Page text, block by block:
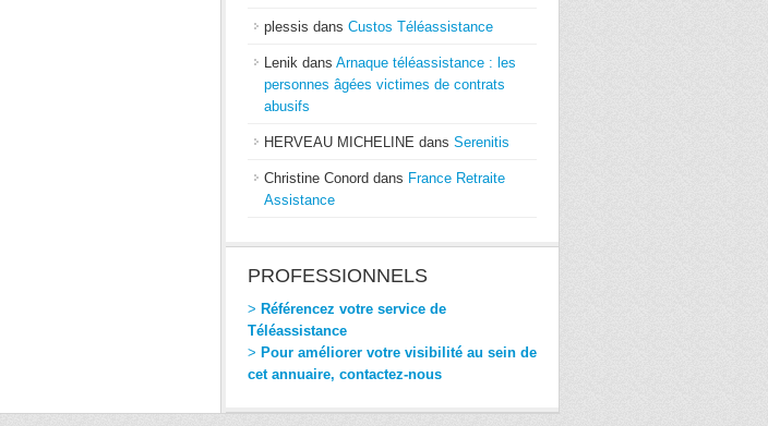
plessis dans Custos Téléassistance
Lenik dans Arnaque téléassistance : les
personnes âgées victimes de contrats
abusifs
HERVEAU MICHELINE dans Serenitis
Christine Conord dans France Retraite
Assistance
PROFESSIONNELS
> Référencez votre service de
Téléassistance
> Pour améliorer votre visibilité au sein de
cet annuaire, contactez-nous